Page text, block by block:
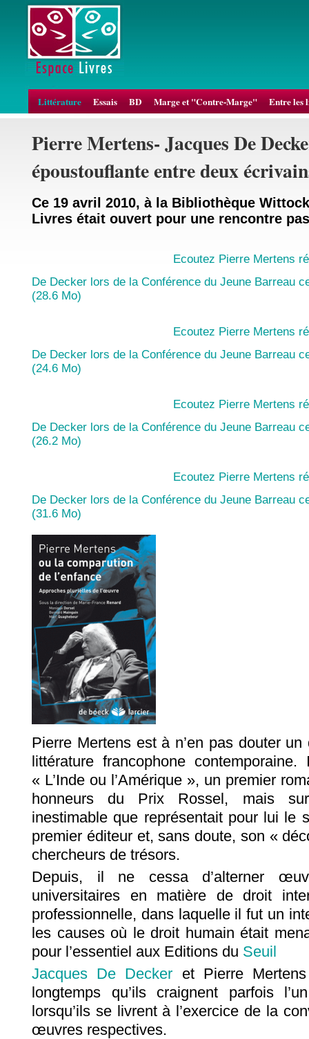
Littérature Essais BD Marge et "Contre-Marge" Entre les
Pierre Mertens- Jacques De
époustouflante entre deux
Ce 19 avril 2010, à la Bibliothèque
Livres était ouvert pour une rencontre
Ecoutez Pierre Mertens
De Decker lors de la Conférence du Jeune Barreau
(28.6 Mo)
Ecoutez Pierre Mertens
De Decker lors de la Conférence du Jeune Barreau
(24.6 Mo)
Ecoutez Pierre Mertens
De Decker lors de la Conférence du Jeune Barreau
(26.2 Mo)
Ecoutez Pierre Mertens
De Decker lors de la Conférence du Jeune Barreau
(31.6 Mo)
Pierre Mertens est à n’en pas douter
littérature francophone
« L’Inde ou l’Amérique », un premier
honneurs du Prix Rossel, mais
inestimable que représentait pour lui le
premier éditeur et, sans doute, son «
chercheurs de trésors.
Depuis, il ne cessa d’alterner
universitaires en matière de droit
professionnelle, dans laquelle il fut un
les causes où le droit humain était
pour l’essentiel aux Editions du Seuil
Jacques De Decker et Pierre
longtemps qu’ils craignent parfois
lorsqu’ils se livrent à l’exercice de la
œuvres respectives.